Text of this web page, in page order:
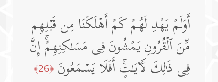
أَوَلَمۡ یَهۡدِ لَهُمۡ كَمۡ أَهۡلَكۡنَا مِن قَبۡلِهِم
مِّنَ ٱلۡقُرُونِ یَمۡشُونَ فِی مَسَـٰكِنِهِمۡۚ إِنَّ
فِی ذَ ٰ⁠لِكَ لَـَٔایَـٰتٍۚ أَفَلَا یَسۡمَعُونَ ﴿26﴾